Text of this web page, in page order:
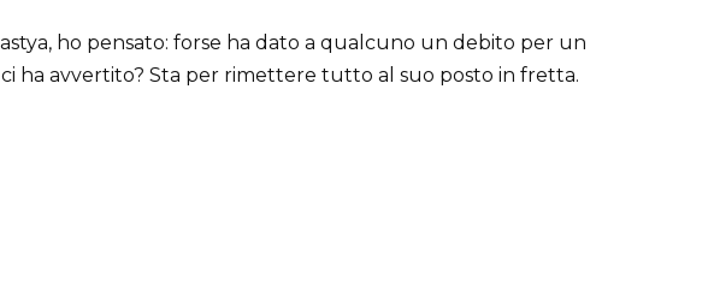
ho pensato: forse ha dato a qualcuno un debito per un
ha avvertito? Sta per rimettere tutto al suo posto in fretta.